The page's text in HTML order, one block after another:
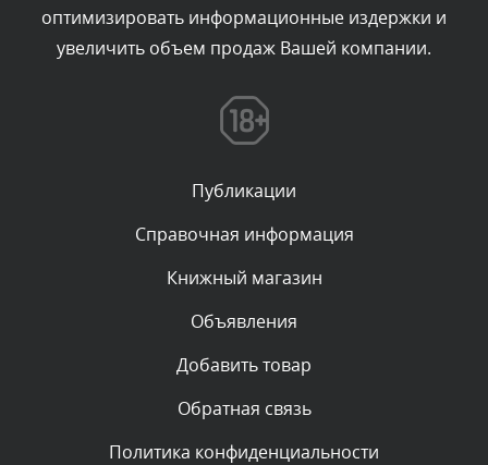
Сегодня, в 02:05
Комментарий проверяется
Текст комментария будет виден после проверки
Комментарий проверяется
Текст комментария будет виден после проверки
администратором.
Комментарий проверяется
администратором.
Комментарий проверяется
оптимизировать информационные издержки и
увеличить объем продаж Вашей компании.
Публикации
Справочная информация
Книжный магазин
Объявления
Добавить товар
Обратная связь
Политика конфиденциальности